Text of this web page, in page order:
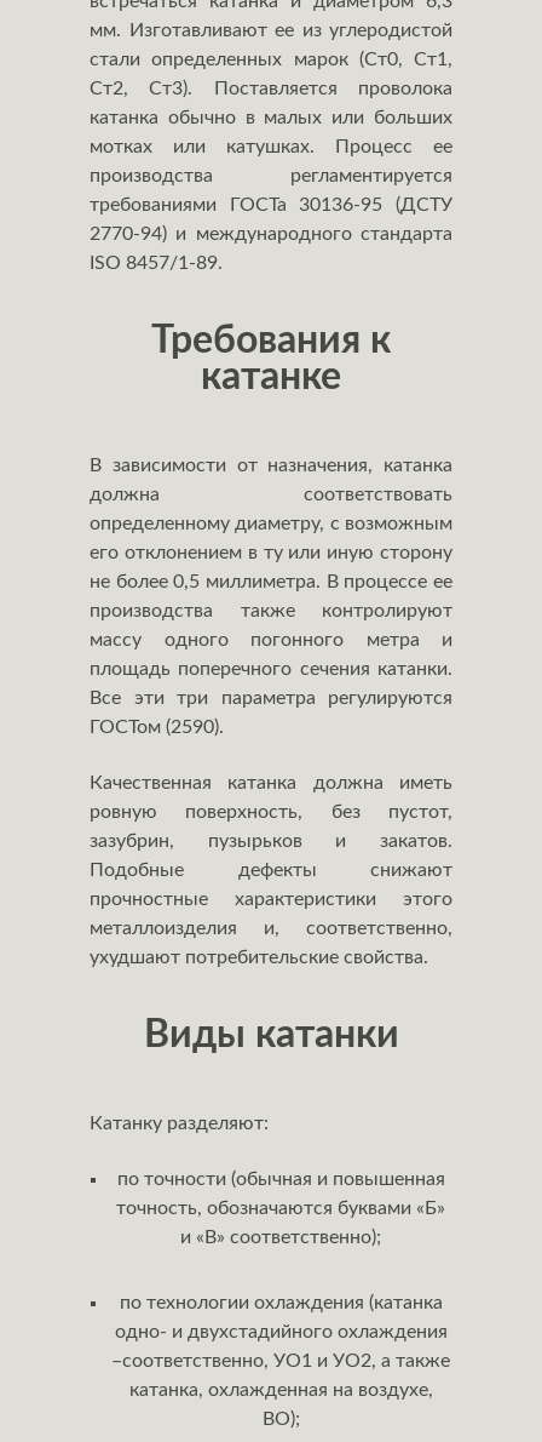
мм. Изготавливают ее из углеродистой
стали определенных марок (Ст0, Ст1,
Ст2, Ст3). Поставляется проволока
катанка обычно в малых или больших
мотках или катушках. Процесс ее
производства регламентируется
требованиями ГОСТа 30136-95 (ДСТУ
2770-94) и международного стандарта
ISO 8457/1-89.
Требования к
катанке
В зависимости от назначения, катанка
должна соответствовать
определенному диаметру, с возможным
его отклонением в ту или иную сторону
не более 0,5 миллиметра. В процессе ее
производства также контролируют
массу одного погонного метра и
площадь поперечного сечения катанки.
Все эти три параметра регулируются
ГОСТом (2590).
Качественная катанка должна иметь
ровную поверхность, без пустот,
зазубрин, пузырьков и закатов.
Подобные дефекты снижают
прочностные характеристики этого
металлоизделия и, соответственно,
ухудшают потребительские свойства.
Виды катанки
Катанку разделяют:
по точности (обычная и повышенная
точность, обозначаются буквами «Б»
и «В» соответственно);
по технологии охлаждения (катанка
одно- и двухстадийного охлаждения
–соответственно, УО1 и УО2, а также
катанка, охлажденная на воздухе,
ВО);